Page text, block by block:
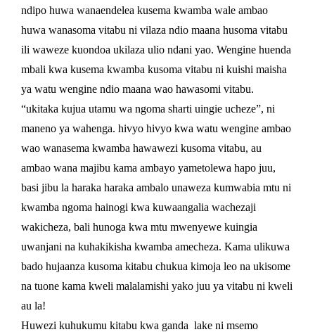
ndipo huwa wanaendelea kusema kwamba wale ambao
huwa wanasoma vitabu ni vilaza ndio maana husoma vitabu
ili waweze kuondoa ukilaza ulio ndani yao. Wengine huenda
mbali kwa kusema kwamba kusoma vitabu ni kuishi maisha
ya watu wengine ndio maana wao hawasomi vitabu.
“ukitaka kujua utamu wa ngoma sharti uingie ucheze”, ni
maneno ya wahenga. hivyo hivyo kwa watu wengine ambao
wao wanasema kwamba hawawezi kusoma vitabu, au
ambao wana majibu kama ambayo yametolewa hapo juu,
basi jibu la haraka haraka ambalo unaweza kumwabia mtu ni
kwamba ngoma hainogi kwa kuwaangalia wachezaji
wakicheza, bali hunoga kwa mtu mwenyewe kuingia
uwanjani na kuhakikisha kwamba amecheza. Kama ulikuwa
bado hujaanza kusoma kitabu chukua kimoja leo na ukisome
na tuone kama kweli malalamishi yako juu ya vitabu ni kweli
au la!
Huwezi kuhukumu kitabu kwa ganda lake ni msemo